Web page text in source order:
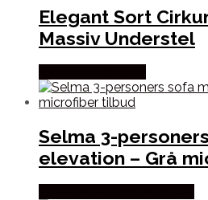
Elegant Sort
Massiv Understel
Selma 3-
elevation – Grå